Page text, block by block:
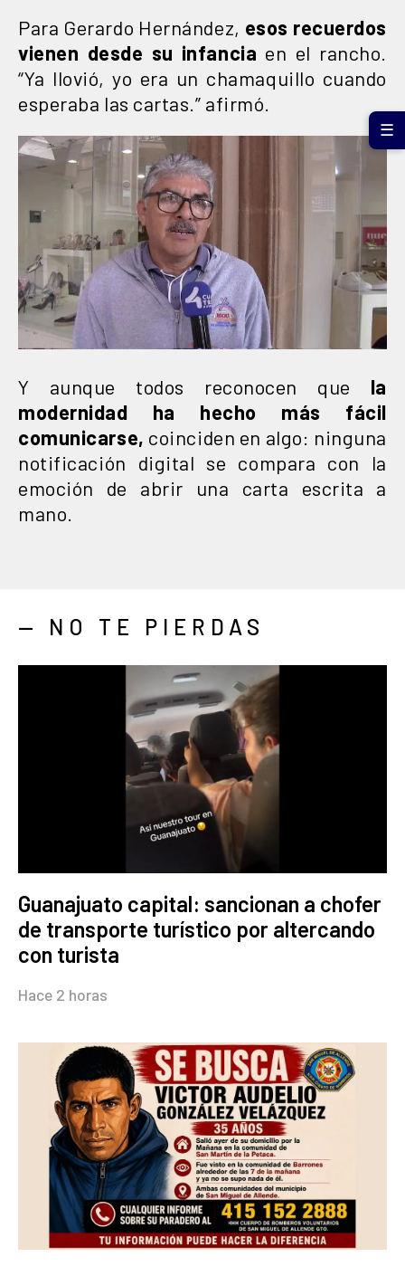
Para Gerardo Hernández, esos recuerdos
vienen desde su infancia en el rancho.
“Ya llovió, yo era un chamaquillo cuando
esperaba las cartas.” afirmó.
Y aunque todos reconocen que la
modernidad ha hecho más fácil
comunicarse, coinciden en algo: ninguna
notificación digital se compara con la
emoción de abrir una carta escrita a
mano.
— NO TE PIERDAS
Guanajuato capital: sancionan a chofer
de transporte turístico por altercando
con turista
Hace 2 horas
☰